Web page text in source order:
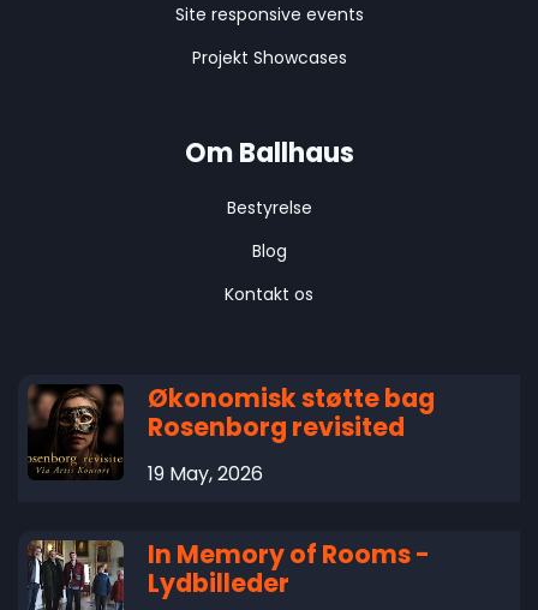
Site responsive events
Projekt Showcases
Om Ballhaus
Bestyrelse
Blog
Kontakt os
Økonomisk støtte bag
Rosenborg revisited
19 May, 2026
In Memory of Rooms -
Lydbilleder